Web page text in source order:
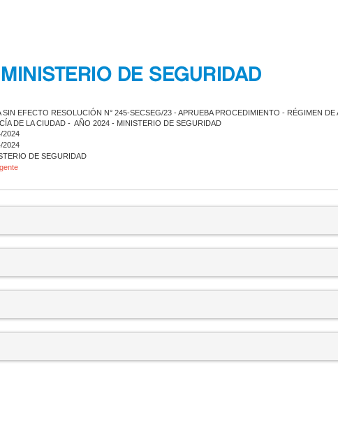
DE SEGURIDAD
SIN EFECTO RESOLUCIÓN N° 245-SECSEG/23 - APRUEBA PROCEDIMIENTO - RÉGIMEN
DE LA CIUDAD - AÑO 2024 - MINISTERIO DE SEGURIDAD
2024
2024
DE SEGURIDAD